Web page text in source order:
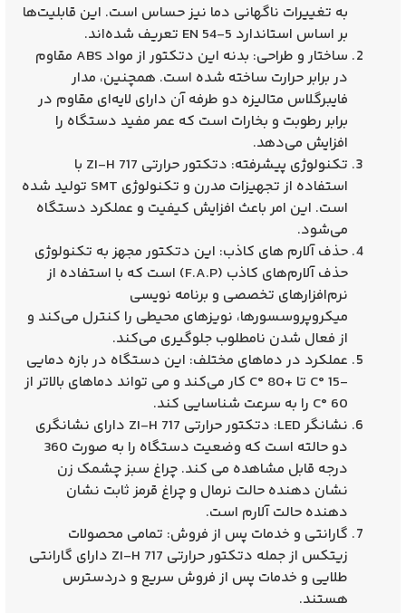
به تغییرات ناگهانی دما نیز حساس است. این قابلیت‌ها
بر اساس استاندارد EN 54-5 تعریف شده‌اند.
ساختار و طراحی
: بدنه این دتکتور از مواد ABS مقاوم
در برابر حرارت ساخته شده است. همچنین، مدار
فایبرگلاس متالیزه دو طرفه آن دارای لایه‌ای مقاوم در
برابر رطوبت و بخارات است که عمر مفید دستگاه را
افزایش می‌دهد.
تکنولوژی پیشرفته
: دتکتور حرارتی ZI-H 717 با
استفاده از تجهیزات مدرن و تکنولوژی SMT تولید شده
است. این امر باعث افزایش کیفیت و عملکرد دستگاه
می‌شود.
حذف آلارم‌ های کاذب: این دتکتور مجهز به تکنولوژی
حذف آلارم‌های کاذب (F.A.P) است که با استفاده از
نرم‌افزارهای تخصصی و برنامه‌ نویسی
میکروپروسسورها، نویزهای محیطی را کنترل می‌کند و
از فعال شدن نامطلوب جلوگیری می‌کند.
عملکرد در دماهای مختلف: این دستگاه در بازه دمایی
-15 °C تا +80 °C کار می‌کند و می‌ تواند دماهای بالاتر از
60 °C را به سرعت شناسایی کند.
نشانگر LED
: دتکتور حرارتی ZI-H 717 دارای نشانگری
دو حالته است که وضعیت دستگاه را به صورت 360
درجه قابل مشاهده می‌ کند. چراغ سبز چشمک زن
نشان‌ دهنده حالت نرمال و چراغ قرمز ثابت نشان‌
دهنده حالت آلارم است.
گارانتی و خدمات پس از فروش: تمامی محصولات
زیتکس از جمله دتکتور حرارتی ZI-H 717 دارای گارانتی
طلایی و خدمات پس از فروش سریع و دردسترس
هستند.